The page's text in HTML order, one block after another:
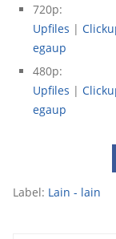
720p:
Upfiles |
egaup
480p:
Upfiles |
egaup
Label: Lain - lain